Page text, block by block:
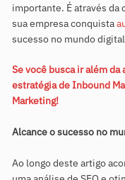
importante. É através da
sua empresa conquista
sucesso no mundo
Se você busca ir além da
estratégia de Inbound
Marketing!
Alcance o sucesso no
Ao longo deste artigo